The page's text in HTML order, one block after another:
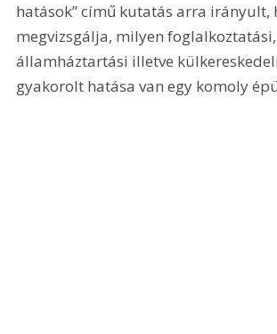
hatások” című kutatás arra irányult,
megvizsgálja, milyen foglalkoztatási,
államháztartási illetve
gyakorolt hatása van egy komoly